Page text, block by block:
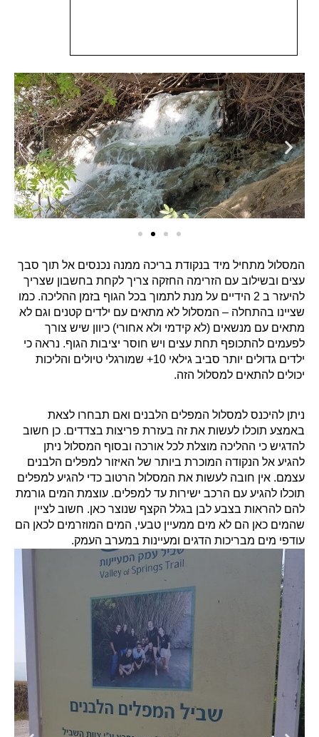
המסלול מתחיל מיד בנקודת בריכה ממנה נכנסים אל תוך סבך
עצים ובשילוב עם הזרימה החזקה צריך לקחת בחשבון שצריך
להיעזר ב 2 הידיים על מנת לתמוך בכל הגוף בזמן ההליכה. כמו
שציינו בהתחלה – המסלול לא מתאים עם ילדים קטנים וגם לא
מתאים עם מנשאים (לא קידמי ולא אחורי) כיוון שיש צורך
לפעמים להתכופף תחת עצים ויש חוסר יציבות הגוף. נראה כי
ילדים גדולים יותר סביב גילאי 10+ שמורגלי טיולים והליכות
יכולים להתאים למסלול הזה.
ניתן להיכנס למסלול המפלים הלבנים ואם תבחרו לצאת
באמצע תוכלו לעשות את זה בעזרת פריצות בצדדים. כן חשוב
להדגיש כי ההליכה מוצלת לכל אורכה ובסוף המסלול ניתן
להגיע אל הנקודה המוכרת ביותר של האיזור למפלים הלבנים
עצמם. אין חובה לעשות את המסלול הרטוב כדי להגיע למפלים
תוכלו להגיע עם הרכב ישירות עד למפלים. עוצמת המים גורמת
להם להראות בצבע לבן בגלל הקצף שנוצר כאן. חשוב לציין
שהמים כאן הם לא מים ממעיין טבעי, המים המוזרמים לכאן הם
עודפי מים מבריכות הדגים ומעיינות במערב העמק.